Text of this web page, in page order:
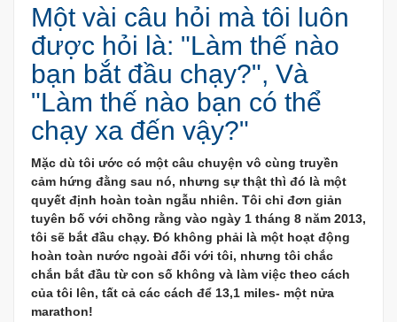
Một vài câu hỏi mà tôi luôn
được hỏi là: "Làm thế nào
bạn bắt đầu chạy?", Và
"Làm thế nào bạn có thể
chạy xa đến vậy?"
Mặc dù tôi ước có một câu chuyện vô cùng truyền
cảm hứng đằng sau nó, nhưng sự thật thì đó là một
quyết định hoàn toàn ngẫu nhiên. Tôi chỉ đơn giản
tuyên bố với chồng rằng vào ngày 1 tháng 8 năm 2013,
tôi sẽ bắt đầu chạy. Đó không phải là một hoạt động
hoàn toàn nước ngoài đối với tôi, nhưng tôi chắc
chắn bắt đầu từ con số không và làm việc theo cách
của tôi lên, tất cả các cách để 13,1 miles- một nửa
marathon!